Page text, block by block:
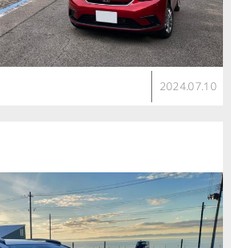
2024.07.10